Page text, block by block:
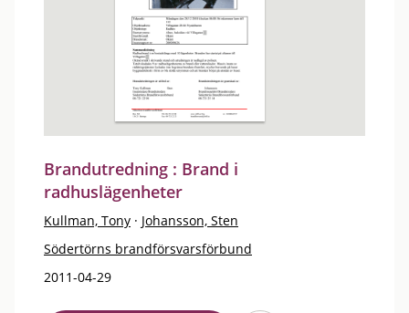
Brandutredning : Brand i
radhuslägenheter
Kullman, Tony · Johansson, Sten
Södertörns brandförsvarsförbund
2011-04-29